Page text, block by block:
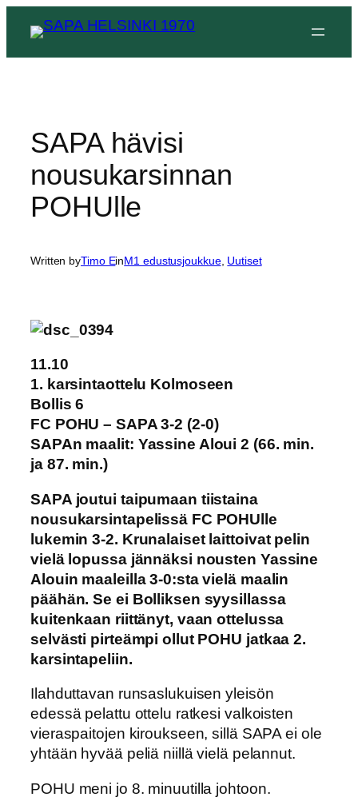
sisältöön
SAPA hävisi
nousukarsinnan
POHUlle
Written byTimo EinM1 edustusjoukkue, Uutiset
11.10
1. karsintaottelu Kolmoseen
Bollis 6
FC POHU – SAPA 3-2 (2-0)
SAPAn maalit: Yassine Aloui 2 (66. min.
ja 87. min.)
SAPA joutui taipumaan tiistaina
nousukarsintapelissä FC POHUlle
lukemin 3-2. Krunalaiset laittoivat pelin
vielä lopussa jännäksi nousten Yassine
Alouin maaleilla 3-0:sta vielä maalin
päähän. Se ei Bolliksen syysillassa
kuitenkaan riittänyt, vaan ottelussa
selvästi pirteämpi ollut POHU jatkaa 2.
karsintapeliin.
Ilahduttavan runsaslukuisen yleisön
edessä pelattu ottelu ratkesi valkoisten
vieraspaitojen kiroukseen, sillä SAPA ei ole
yhtään hyvää peliä niillä vielä pelannut.
POHU meni jo 8. minuutilla johtoon.